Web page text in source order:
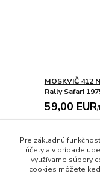
MOSKVIČ 412
Rally Safari
59,00 EUR/
Pre základnú
účely a v prípade
využívame súbory
cookies môžete